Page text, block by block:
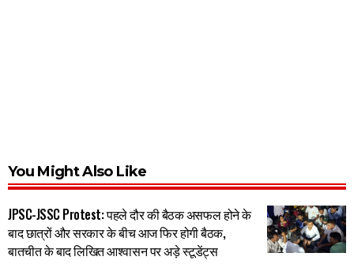
You Might Also Like
JPSC-JSSC Protest: पहले दौर की बैठक असफल होने के
बाद छात्रों और सरकार के बीच आज फिर होगी बैठक,
बातचीत के बाद लिखित आश्वासन पर अड़े स्टूडेंट्स